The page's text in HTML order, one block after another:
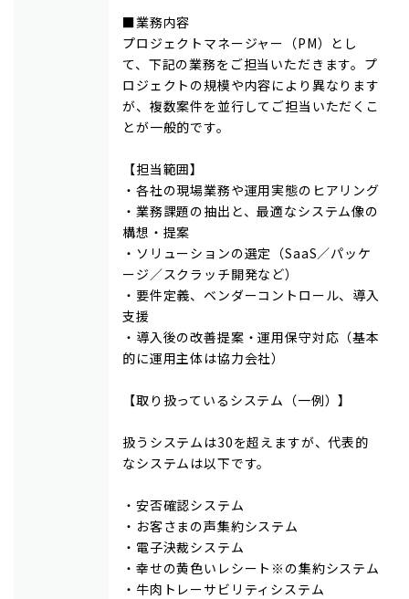
■業務内容
プロジェクトマネージャー（PM）とし
て、下記の業務をご担当いただきます。プ
ロジェクトの規模や内容により異なります
が、複数案件を並行してご担当いただくこ
とが一般的です。
【担当範囲】
・各社の現場業務や運用実態のヒアリング
・業務課題の抽出と、最適なシステム像の
構想・提案
・ソリューションの選定（SaaS／パッケ
ージ／スクラッチ開発など）
・要件定義、ベンダーコントロール、導入
支援
・導入後の改善提案・運用保守対応（基本
的に運用主体は協力会社）
【取り扱っているシステム（一例）】
扱うシステムは30を超えますが、代表的
なシステムは以下です。
・安否確認システム
・お客さまの声集約システム
・電子決裁システム
・幸せの黄色いレシート※の集約システム
・牛肉トレーサビリティシステム